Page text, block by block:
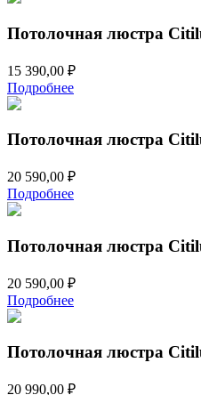
Потолочная люстра
15 390,00 ₽
Подробнее
Потолочная люстра
20 590,00 ₽
Подробнее
Потолочная люстра
20 590,00 ₽
Подробнее
Потолочная люстра
20 990,00 ₽